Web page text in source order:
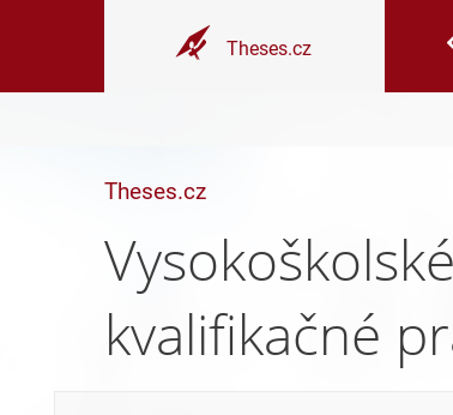
Theses.cz
Theses.cz
Vysokoškolské
kvalifikačné